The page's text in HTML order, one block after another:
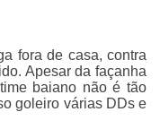
fora de casa, contra
Apesar da façanha
baiano não é tão
goleiro várias DDs e